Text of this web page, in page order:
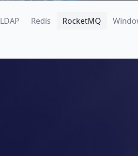
LDAP Redis RocketMQ